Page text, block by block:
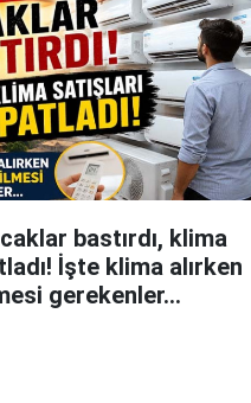
bastırdı, klima
İşte klima alırken
gerekenler…